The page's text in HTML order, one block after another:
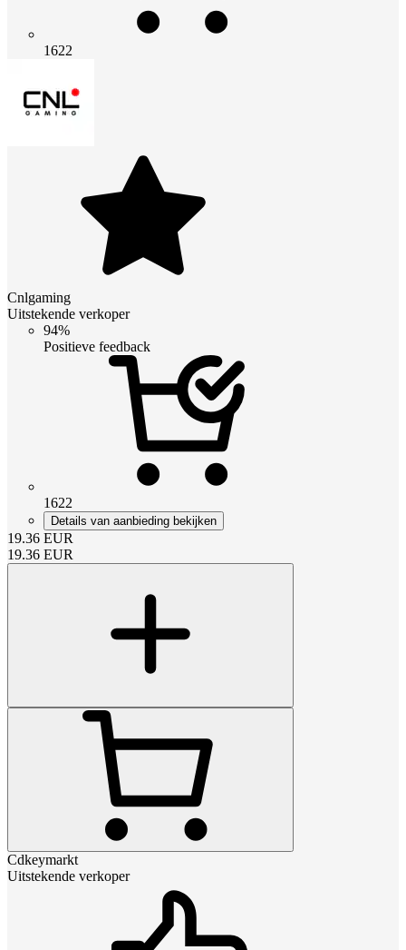
1622
Cnlgaming
Uitstekende verkoper
94%
Positieve feedback
1622
Details van aanbieding bekijken
19.36 EUR
19.36 EUR
Cdkeymarkt
Uitstekende verkoper